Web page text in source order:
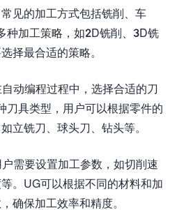
见的加工方式包括铣削、车
种加工策略，如2D铣削、3D铣
择最合适的策略。
动编程过程中，选择合适的刀
刀具类型，用户可以根据零件的
立铣刀、球头刀、钻头等。
需要设置加工参数，如切削速
。UG可以根据不同的材料和加
确保加工效率和精度。